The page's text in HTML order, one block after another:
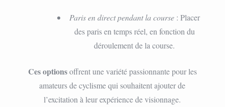
Paris en direct pendant la course: Placer
des paris en temps réel, en fonction du
déroulement de la course.
Ces optionsoffrent une variété passionnante pour les
amateurs de cyclisme qui souhaitent ajouter de
l’excitation à leur expérience de visionnage.